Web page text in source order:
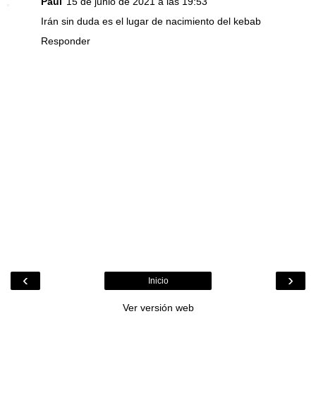
Irán sin duda es el lugar de nacimiento del kebab
Responder
‹ ›
Inicio
Ver versión web